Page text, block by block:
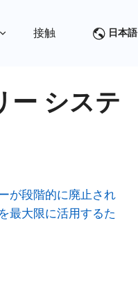
接触 日本語
ー システ
が段階的に廃止され
最大限に活用するた